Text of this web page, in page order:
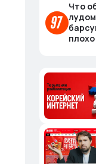
Что